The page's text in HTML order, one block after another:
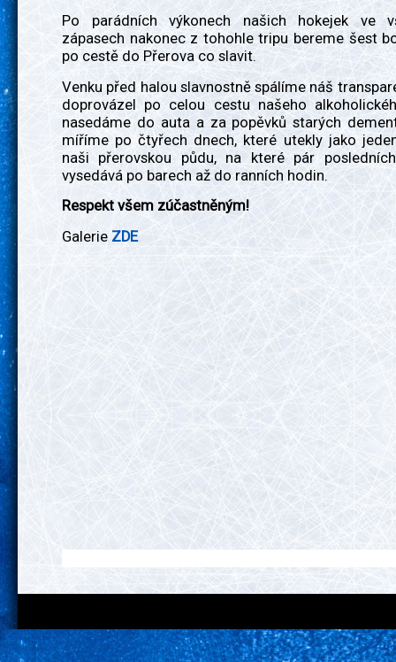
Po parádních výkonech našich hokejek ve
zápasech nakonec z tohohle tripu bereme šest
po cestě do Přerova co slavit.
Venku před halou slavnostně spálíme náš
doprovázel po celou cestu našeho
nasedáme do auta a za popěvků starých
míříme po čtyřech dnech, které utekly jako
naši přerovskou půdu, na které pár
vysedává po barech až do ranních hodin.
Respekt všem zúčastněným!
Galerie ZDE